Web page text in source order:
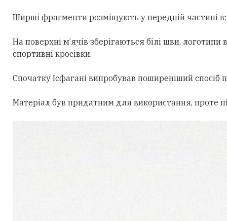
Ширші фрагменти розміщують у передній частині
На поверхні м’ячів зберігаються білі шви,
спортивні кросівки.
Спочатку Ісфагані випробував поширеніший спосіб
Матеріал був придатним для використання, проте